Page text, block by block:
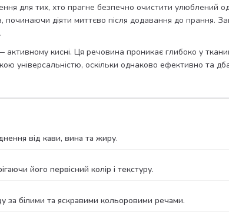
для тих, хто прагне безпечно очистити улюблений
починаючи діяти миттєво після додавання до прання.
активному кисні. Ця речовина проникає глибоко у
універсальністю, оскільки однаково ефективно та
від кави, вина та жиру.
його первісний колір і текстуру.
за білими та яскравими кольоровими речами.